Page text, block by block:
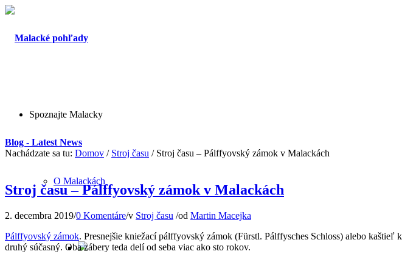
Spoznajte Malacky
O Malackách
Blog - Latest News
Nachádzate sa tu: Domov / Stroj času / Stroj času – Pálffyovský zámok v Malackách
Stroj času – Pálffyovský zámok v Malackách
2. decembra 2019/0 Komentáre/v Stroj času /od Martin Macejka
Pálffyovský zámok. Presnejšie kniežací pálffyovský zámok (Fürstl. Pálffysches Schloss) alebo
druhý súčasný. Oba zábery teda delí od seba viac ako sto rokov.